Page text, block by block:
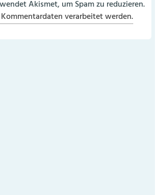
Akismet, um Spam zu reduzieren.
verarbeitet werden.